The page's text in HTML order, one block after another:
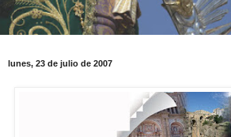
lunes, 23 de julio de 2007